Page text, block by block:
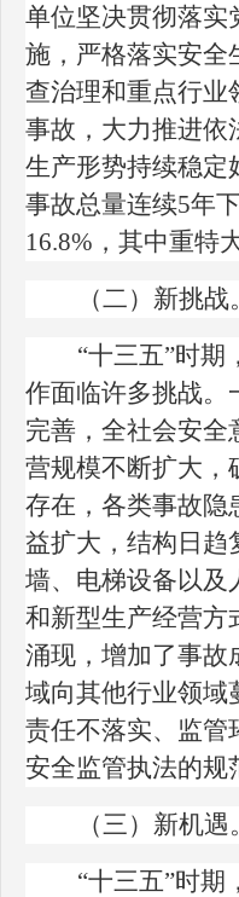
单位坚决贯彻落实
施，严格落实安全
查治理和重点行业
事故，大力推进依
生产形势持续稳定
事故总量连续5年
16.8% ，其中重特
（二）新挑战。
“十三五”时
作面临许多挑战。
完善，全社会安全
营规模不断扩大，
存在，各类事故隐
益扩大，结构日趋
墙、电梯设备以及
和新型生产经营方
涌现，增加了事故
域向其他行业领域
责任不落实、监管
安全监管执法的规
（三）新机遇。
“十三五”时